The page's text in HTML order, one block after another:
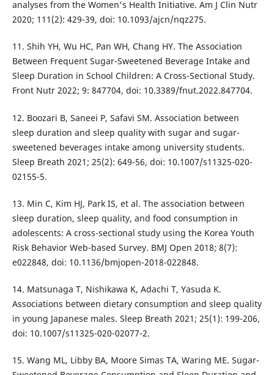
analyses from the Women's Health Initiative. Am J Clin Nutr
2020; 111(2): 429-39, doi: 10.1093/ajcn/nqz275.
11. Shih YH, Wu HC, Pan WH, Chang HY. The Association
Between Frequent Sugar-Sweetened Beverage Intake and
Sleep Duration in School Children: A Cross-Sectional Study.
Front Nutr 2022; 9: 847704, doi: 10.3389/fnut.2022.847704.
12. Boozari B, Saneei P, Safavi SM. Association between
sleep duration and sleep quality with sugar and sugar-
sweetened beverages intake among university students.
Sleep Breath 2021; 25(2): 649-56, doi: 10.1007/s11325-020-
02155-5.
13. Min C, Kim HJ, Park IS, et al. The association between
sleep duration, sleep quality, and food consumption in
adolescents: A cross-sectional study using the Korea Youth
Risk Behavior Web-based Survey. BMJ Open 2018; 8(7):
e022848, doi: 10.1136/bmjopen-2018-022848.
14. Matsunaga T, Nishikawa K, Adachi T, Yasuda K.
Associations between dietary consumption and sleep quality
in young Japanese males. Sleep Breath 2021; 25(1): 199-206,
doi: 10.1007/s11325-020-02077-2.
15. Wang ML, Libby BA, Moore Simas TA, Waring ME. Sugar-